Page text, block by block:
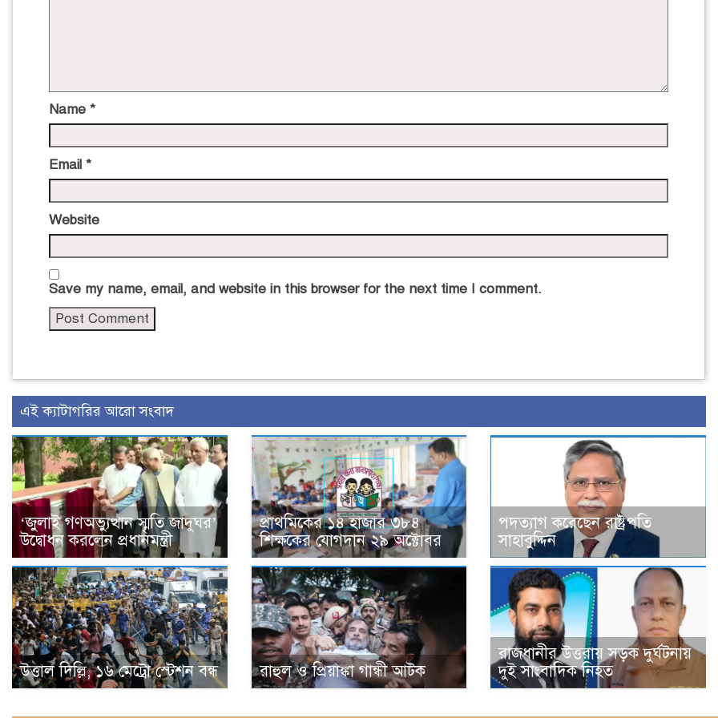
Name *
Email *
Website
Save my name, email, and website in this browser for the next time I comment.
এই ক্যাটাগরির আরো সংবাদ
‘জুলাই গণঅভ্যুত্থান স্মৃতি জাদুঘর’
উদ্বোধন করলেন প্রধানমন্ত্রী
প্রাথমিকের ১৪ হাজার ৩৮৪
শিক্ষকের যোগদান ২৯ অক্টোবর
পদত্যাগ করেছেন রাষ্ট্রপতি
সাহাবুদ্দিন
উত্তাল দিল্লি, ১৬ মেট্রো স্টেশন বন্ধ রাহুল ও প্রিয়াঙ্কা গান্ধী আটক
রাজধানীর উত্তরায় সড়ক দুর্ঘটনায়
দুই সাংবাদিক নিহত